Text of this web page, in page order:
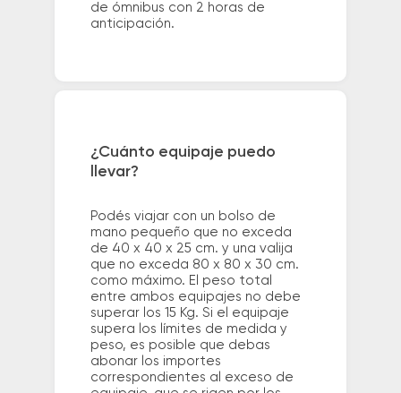
de ómnibus con 2 horas de
anticipación.
¿Cuánto equipaje puedo
llevar?
Podés viajar con un bolso de
mano pequeño que no exceda
de 40 x 40 x 25 cm. y una valija
que no exceda 80 x 80 x 30 cm.
como máximo. El peso total
entre ambos equipajes no debe
superar los 15 Kg. Si el equipaje
supera los límites de medida y
peso, es posible que debas
abonar los importes
correspondientes al exceso de